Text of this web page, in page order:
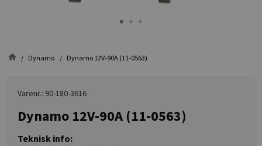
Dynamo Dynamo 12V-90A (11-0563)
Varenr.: 90-180-3616
Dynamo 12V-90A (11-0563)
Teknisk info: